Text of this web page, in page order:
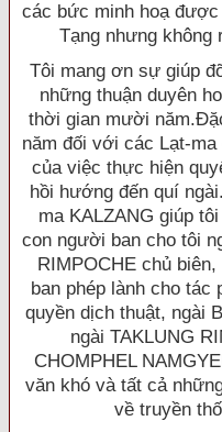
các bức minh hoạ
Tạng nhưng không
Tôi mang ơn sự giúp
những thuận duyên
thời gian mười
năm đối với các Lạt-
của việc thực hiện
hồi hướng đến quí
ma KALZANG giúp
con người ban cho tôi
RIMPOCHE chủ
ban phép lành cho tác
quyền dịch thuật, ngài
ngài TAKLUNG
CHOMPHEL
văn khó và tất cả
về truyền